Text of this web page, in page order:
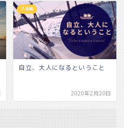
人生観
自立、大人になるということ
2020年2月20日